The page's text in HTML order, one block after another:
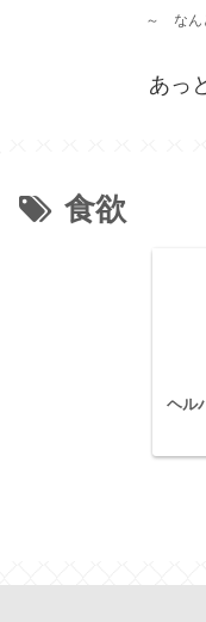
～ なん
あっ
食欲
ヘル